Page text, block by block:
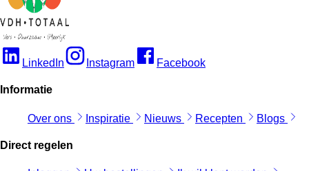
LinkedIn Instagram Facebook
Informatie
Over ons Inspiratie Nieuws Recepten Blogs
Direct regelen